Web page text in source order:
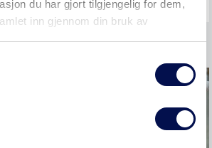
du har gjort tilgjengelig for dem,
inn gjennom din bruk av